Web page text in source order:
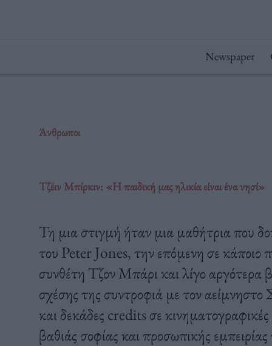
Newspaper
Άνθρωποι
Τζέιν Μπίρκιν: «Η παιδική μας ηλικία είναι ένα νησί»
Τη μια στιγμή ήταν μια μαθήτρια που
του Peter Jones, την επόμενη σε κάποιο
συνθέτη Τζον Μπάρι και λίγο αργότερα
σχέσης της συντροφιά με τον
και δεκάδες credits σε
βαθιάς σοφίας και προσωπικής